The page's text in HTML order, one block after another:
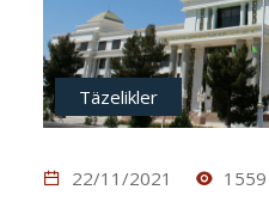
Täzelikler
22/11/2021 1559